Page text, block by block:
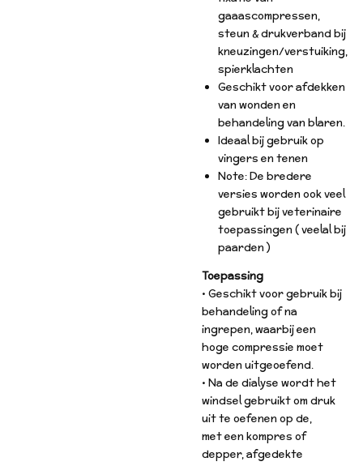
gaaascompressen,
steun & drukverband bij
kneuzingen/verstuiking,
spierklachten
Geschikt voor afdekken
van wonden en
behandeling van blaren.
Ideaal bij gebruik op
vingers en tenen
Note: De bredere
versies worden ook veel
gebruikt bij veterinaire
toepassingen ( veelal bij
paarden )
Toepassing
• Geschikt voor gebruik bij
behandeling of na
ingrepen, waarbij een
hoge compressie moet
worden uitgeoefend.
• Na de dialyse wordt het
windsel gebruikt om druk
uit te oefenen op de,
met een kompres of
depper, afgedekte